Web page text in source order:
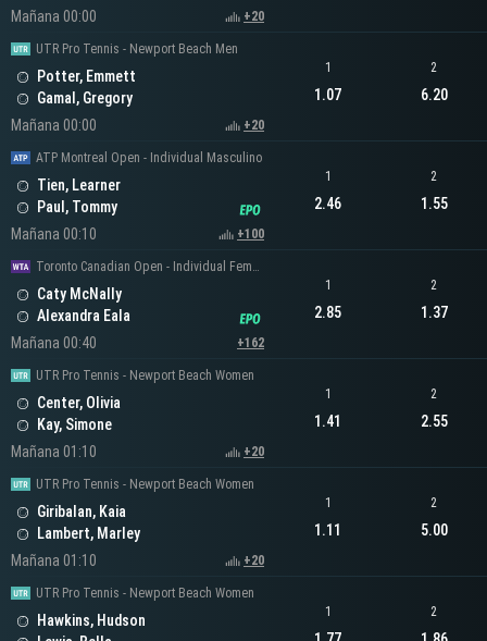
Mañana 00:00
+20
UTR Pro Tennis - Newport Beach Men
Potter, Emmett
Gamal, Gregory
Mañana 00:00
+20
1
1.07
2
6.20
ATP Montreal Open - Individual Masculino
Tien, Learner
Paul, Tommy
Mañana 00:10
+100
1
2.46
2
1.55
Toronto Canadian Open - Individual Femenino
Caty McNally
Alexandra Eala
Mañana 00:40
+162
1
2.85
2
1.37
UTR Pro Tennis - Newport Beach Women
Center, Olivia
Kay, Simone
Mañana 01:10
+20
1
1.41
2
2.55
UTR Pro Tennis - Newport Beach Women
Giribalan, Kaia
Lambert, Marley
Mañana 01:10
+20
1
1.11
2
5.00
UTR Pro Tennis - Newport Beach Women
Hawkins, Hudson
1 2